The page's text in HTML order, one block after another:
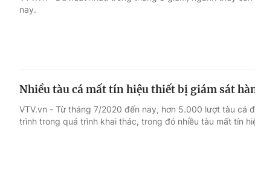
nay.
Nhiều tàu cá mất tín hiệu thiết bị giám sát
VTV.vn - Từ tháng 7/2020 đến nay, hơn 5.000 lượt tàu cá
trình trong quá trình khai thác, trong đó nhiều tàu mất tín